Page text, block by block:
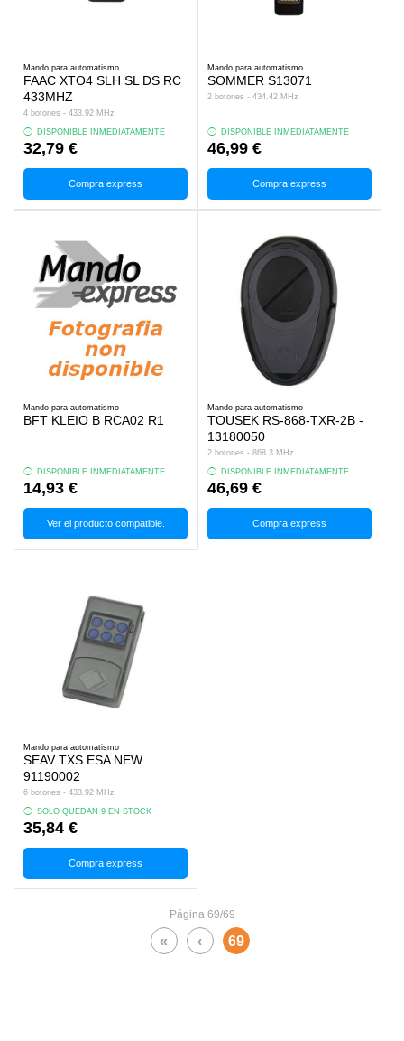
Mando para automatismo
FAAC XTO4 SLH SL DS RC
433MHZ
4 botones - 433.92 MHz
DISPONIBLE INMEDIATAMENTE
32,79 €
Compra express
Mando para automatismo
SOMMER S13071
2 botones - 434.42 MHz
DISPONIBLE INMEDIATAMENTE
46,99 €
Compra express
Mando para automatismo
BFT KLEIO B RCA02 R1
DISPONIBLE INMEDIATAMENTE
14,93 €
Ver el producto compatible.
Mando para automatismo
TOUSEK RS-868-TXR-2B -
13180050
2 botones - 868.3 MHz
DISPONIBLE INMEDIATAMENTE
46,69 €
Compra express
Mando para automatismo
SEAV TXS ESA NEW
91190002
6 botones - 433.92 MHz
SOLO QUEDAN 9 EN STOCK
35,84 €
Compra express
Página 69/69
« ‹ 69